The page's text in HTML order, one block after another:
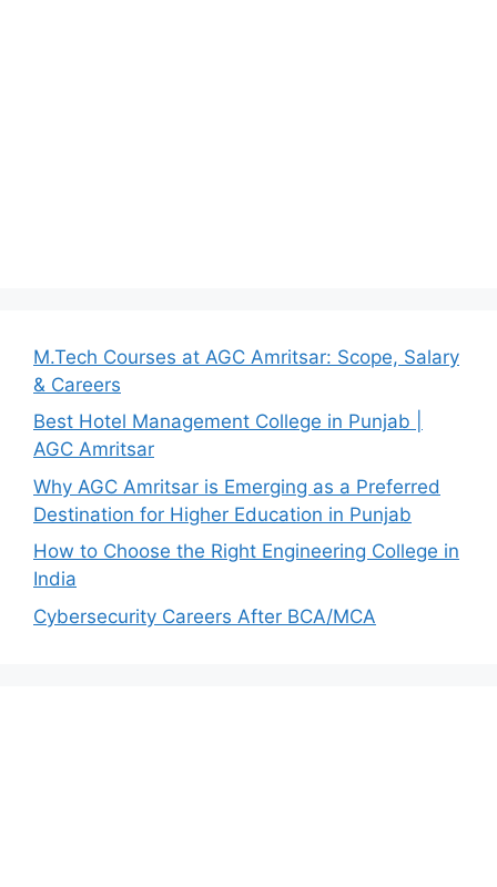
M.Tech Courses at AGC Amritsar: Scope, Salary
& Careers
Best Hotel Management College in Punjab |
AGC Amritsar
Why AGC Amritsar is Emerging as a Preferred
Destination for Higher Education in Punjab
How to Choose the Right Engineering College in
India
Cybersecurity Careers After BCA/MCA